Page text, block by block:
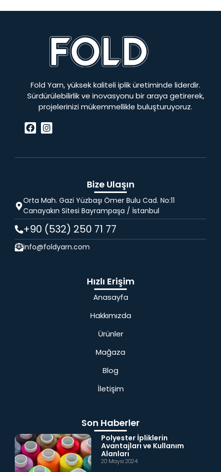
Fold Yarn, yüksek kaliteli iplik üretiminde liderdir.
Sürdürülebilirlik ve inovasyonu bir araya getirerek,
projelerinizi mükemmellikle buluşturuyoruz.
Bize Ulaşın
Orta Mah. Gazi Yüzbaşı Ömer Bulu Cad. No:11
Canayakın Sitesi Bayrampaşa / İstanbul
+90 (532) 250 71 77
info@foldyarn.com
Hızlı Erişim
Anasayfa
Hakkımızda
Ürünler
Mağaza
Blog
İletişim
Son Haberler
Polyester İpliklerin
Avantajları ve Kullanım
Alanları
20 Mayıs 2024